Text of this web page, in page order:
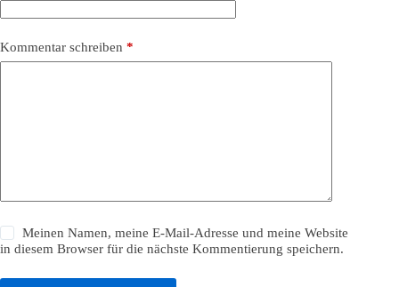
Kommentar schreiben *
Meinen Namen, meine E-Mail-Adresse und meine Website
in diesem Browser für die nächste Kommentierung speichern.